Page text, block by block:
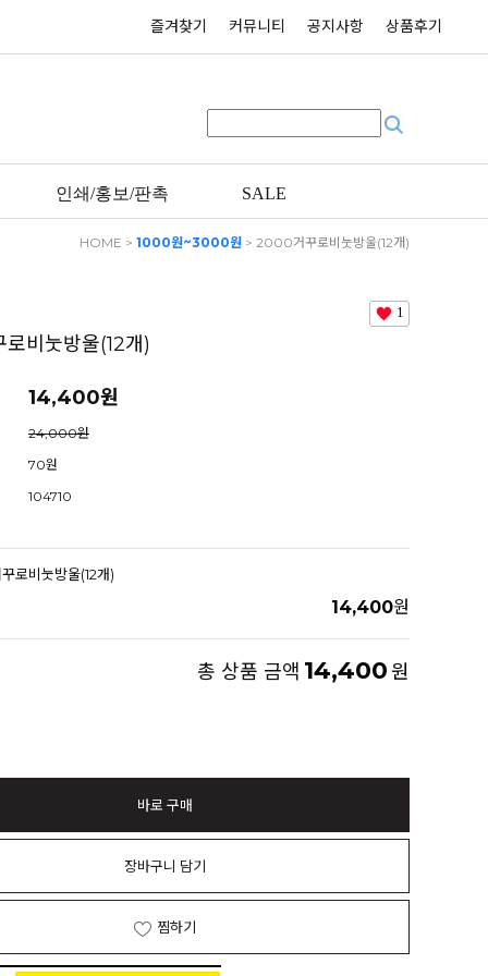
즐겨찾기 커뮤니티 공지사항 상품후기
인쇄/홍보/판촉 SALE
HOME > 1000원~3000원 > 2000거꾸로비눗방울(12개)
1
비눗방울(12개)
14,400원
24,000원
70원
104710
로비눗방울(12개)
14,400원
총 상품 금액 14,400원
바로 구매
장바구니 담기
찜하기